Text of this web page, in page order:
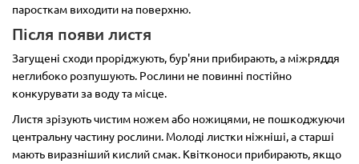
паросткам виходити на поверхню.
Після появи листя
Загущені сходи проріджують, бур'яни прибирають, а міжряддя
неглибоко розпушують. Рослини не повинні постійно
конкурувати за воду та місце.
Листя зрізують чистим ножем або ножицями, не пошкоджуючи
центральну частину рослини. Молоді листки ніжніші, а старші
мають виразніший кислий смак. Квітконоси прибирають, якщо